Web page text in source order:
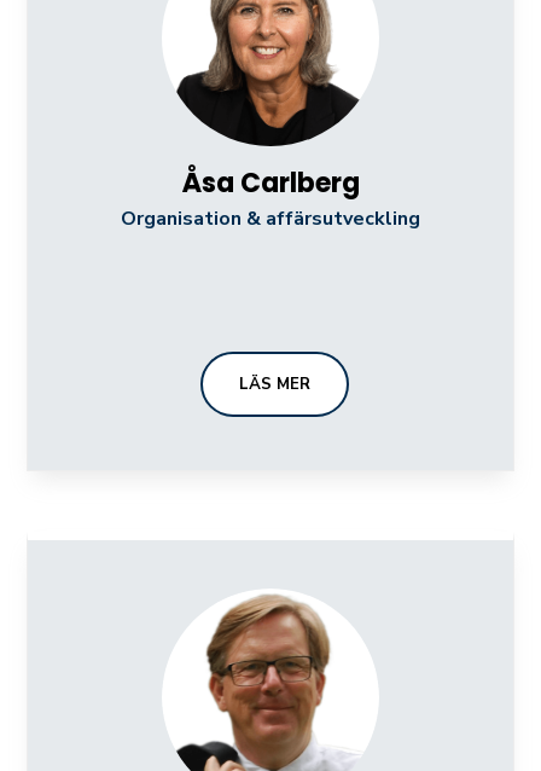
Åsa Carlberg
Organisation & affärsutveckling
LÄS MER